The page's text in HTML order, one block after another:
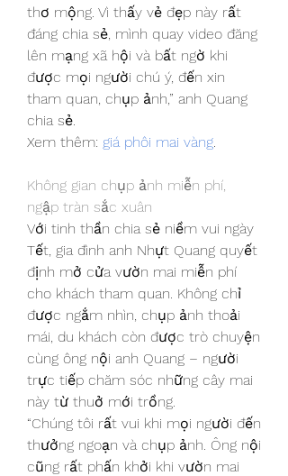
thơ mộng. Vì thấy vẻ đẹp này rất
đáng chia sẻ, mình quay video đăng
lên mạng xã hội và bất ngờ khi
được mọi người chú ý, đến xin
tham quan, chụp ảnh,” anh Quang
chia sẻ.
Xem thêm: giá phôi mai vàng.
Không gian chụp ảnh miễn phí,
ngập tràn sắc xuân
Với tinh thần chia sẻ niềm vui ngày
Tết, gia đình anh Nhựt Quang quyết
định mở cửa vườn mai miễn phí
cho khách tham quan. Không chỉ
được ngắm nhìn, chụp ảnh thoải
mái, du khách còn được trò chuyện
cùng ông nội anh Quang – người
trực tiếp chăm sóc những cây mai
này từ thuở mới trồng.
“Chúng tôi rất vui khi mọi người đến
thưởng ngoạn và chụp ảnh. Ông nội
cũng rất phấn khởi khi vườn mai